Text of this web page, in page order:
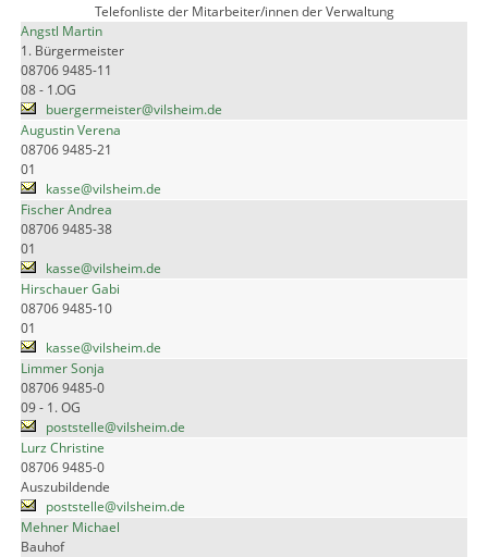
Telefonliste der Mitarbeiter/innen der Verwaltung
Angstl Martin
1. Bürgermeister
08706 9485-11
08 - 1.OG
buergermeister@vilsheim.de
Augustin Verena
08706 9485-21
01
kasse@vilsheim.de
Fischer Andrea
08706 9485-38
01
kasse@vilsheim.de
Hirschauer Gabi
08706 9485-10
01
kasse@vilsheim.de
Limmer Sonja
08706 9485-0
09 - 1. OG
poststelle@vilsheim.de
Lurz Christine
08706 9485-0
Auszubildende
poststelle@vilsheim.de
Mehner Michael
Bauhof